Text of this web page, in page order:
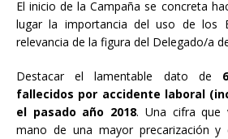
El inicio de la Campaña se concreta
lugar la importancia del uso de los
relevancia de la figura del Delegado/a
Destacar el lamentable dato de
fallecidos por accidente laboral
el pasado año 2018. Una cifra que
mano de una mayor precarización y